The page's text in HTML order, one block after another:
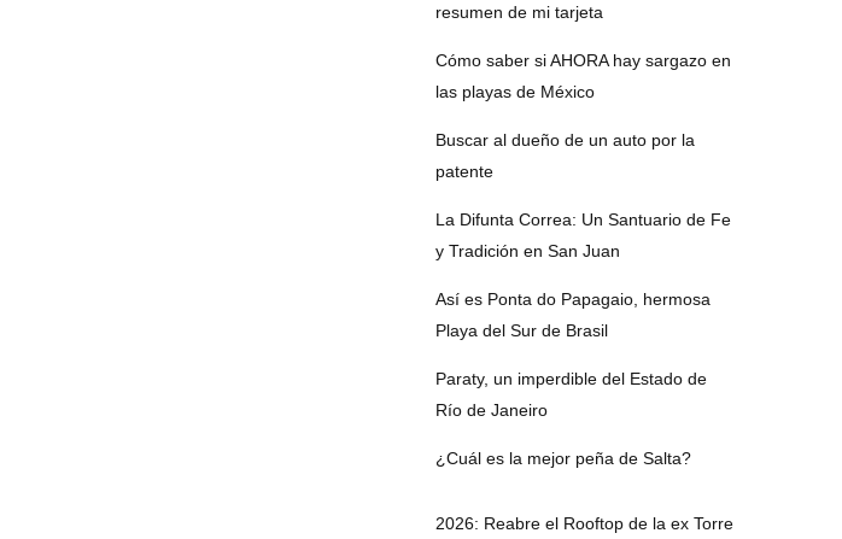
resumen de mi tarjeta
Cómo saber si AHORA hay sargazo en
las playas de México
Buscar al dueño de un auto por la
patente
La Difunta Correa: Un Santuario de Fe
y Tradición en San Juan
Así es Ponta do Papagaio, hermosa
Playa del Sur de Brasil
Paraty, un imperdible del Estado de
Río de Janeiro
¿Cuál es la mejor peña de Salta?
2026: Reabre el Rooftop de la ex Torre